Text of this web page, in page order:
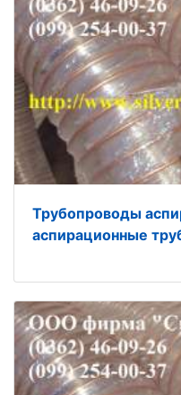
Трубопроводы
аспирационные